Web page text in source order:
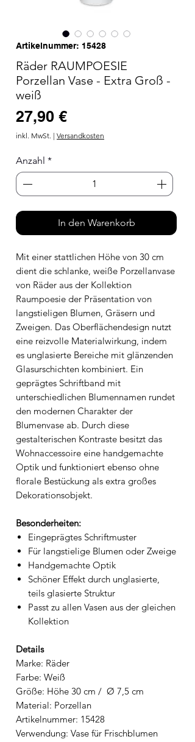
Artikelnummer: 15428
Räder RAUMPOESIE
Porzellan Vase - Extra Groß -
weiß
27,90 €Preis
inkl. MwSt. | Versandkosten
Anzahl *
In den Warenkorb
Mit einer stattlichen Höhe von 30 cm
dient die schlanke, weiße Porzellanvase
von Räder aus der Kollektion
Raumpoesie der Präsentation von
langstieligen Blumen, Gräsern und
Zweigen. Das Oberflächendesign nutzt
eine reizvolle Materialwirkung, indem
es unglasierte Bereiche mit glänzenden
Glasurschichten kombiniert. Ein
geprägtes Schriftband mit
unterschiedlichen Blumennamen rundet
den modernen Charakter der
Blumenvase ab. Durch diese
gestalterischen Kontraste besitzt das
Wohnaccessoire eine handgemachte
Optik und funktioniert ebenso ohne
florale Bestückung als extra großes
Dekorationsobjekt.
Besonderheiten:
Eingeprägtes Schriftmuster
Für langstielige Blumen oder Zweige
Handgemachte Optik
Schöner Effekt durch unglasierte,
teils glasierte Struktur
Passt zu allen Vasen aus der gleichen
Kollektion
Details
Marke: Räder
Farbe: Weiß
Größe: Höhe 30 cm / Ø 7,5 cm
Material: Porzellan
Artikelnummer: 15428
Verwendung: Vase für Frischblumen